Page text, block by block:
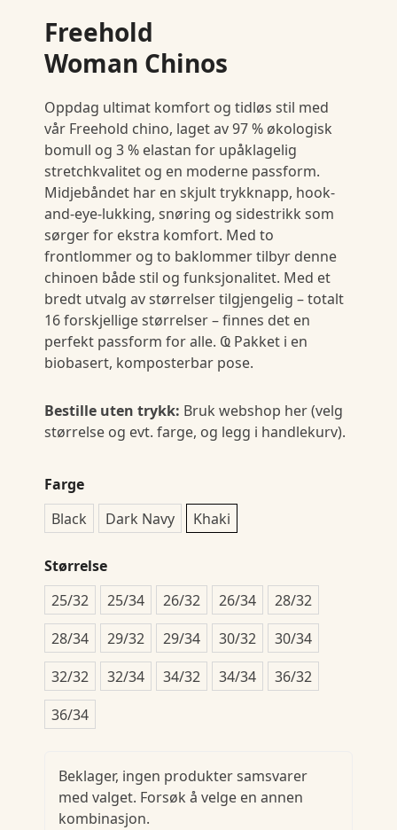
Freehold
Woman Chinos
Oppdag ultimat komfort og tidløs stil med
vår Freehold chino, laget av 97 % økologisk
bomull og 3 % elastan for upåklagelig
stretchkvalitet og en moderne passform.
Midjebåndet har en skjult trykknapp, hook-
and-eye-lukking, snøring og sidestrikk som
sørger for ekstra komfort. Med to
frontlommer og to baklommer tilbyr denne
chinoen både stil og funksjonalitet. Med et
bredt utvalg av størrelser tilgjengelig – totalt
16 forskjellige størrelser – finnes det en
perfekt passform for alle. Ҩ Pakket i en
biobasert, komposterbar pose.
Bestille uten trykk: Bruk webshop her (velg
størrelse og evt. farge, og legg i handlekurv).
Farge
Black
Dark Navy Khaki
Størrelse
25/32
25/34 26/32 26/34
28/32
28/34
29/32 29/34 30/32
30/34
32/32
32/34 34/32 34/34
36/32
36/34
Beklager, ingen produkter samsvarer
med valget. Forsøk å velge en annen
kombinasjon.